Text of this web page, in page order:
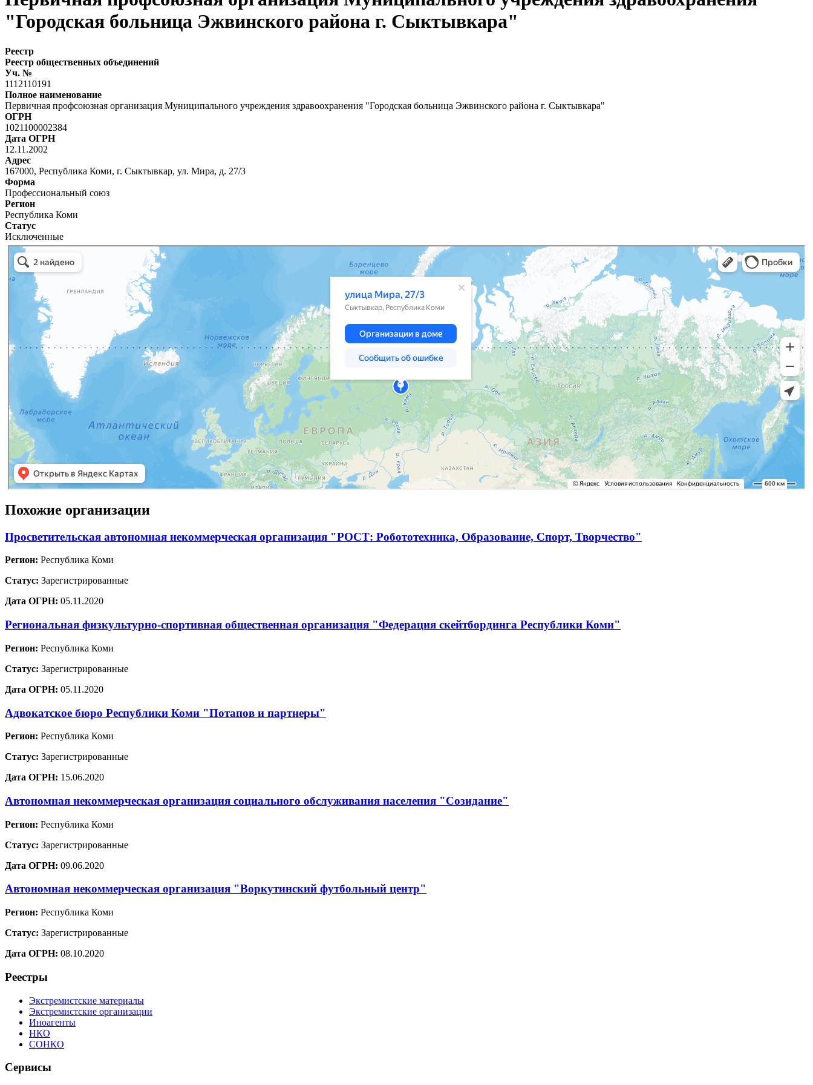
"Городская больница Эжвинского района г. Сыктывкара"
Реестр
Реестр общественных объединений
Уч. №
1112110191
Полное наименование
Первичная профсоюзная организация Муниципального учреждения здравоохранения "Городская больница Эжвинского района г. Сыктывкара"
ОГРН
1021100002384
Дата ОГРН
12.11.2002
Адрес
167000, Республика Коми, г. Сыктывкар, ул. Мира, д. 27/3
Форма
Профессиональный союз
Регион
Республика Коми
Статус
Исключенные
Похожие организации
Просветительская автономная некоммерческая организация "РОСТ: Робототехника, Образование, Спорт, Творчество"
Регион: Республика Коми
Статус: Зарегистрированные
Дата ОГРН: 05.11.2020
Региональная физкультурно-спортивная общественная организация "Федерация скейтбординга Республики Коми"
Регион: Республика Коми
Статус: Зарегистрированные
Дата ОГРН: 05.11.2020
Адвокатское бюро Республики Коми "Потапов и партнеры"
Регион: Республика Коми
Статус: Зарегистрированные
Дата ОГРН: 15.06.2020
Автономная некоммерческая организация социального обслуживания населения "Созидание"
Регион: Республика Коми
Статус: Зарегистрированные
Дата ОГРН: 09.06.2020
Автономная некоммерческая организация "Воркутинский футбольный центр"
Регион: Республика Коми
Статус: Зарегистрированные
Дата ОГРН: 08.10.2020
Реестры
Экстремистские материалы
Экстремистские организации
Иноагенты
НКО
СОНКО
Сервисы